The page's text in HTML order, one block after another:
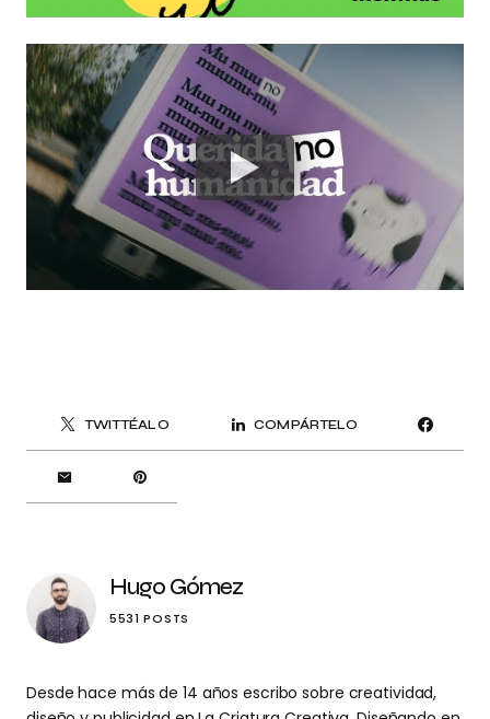
TWITTÉALO COMPÁRTELO
Hugo Gómez
5531 POSTS
Desde hace más de 14 años escribo sobre creatividad,